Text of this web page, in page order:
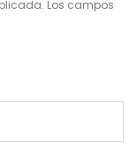
Los campos